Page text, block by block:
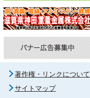
著作権・リンクについて
サイトマップ